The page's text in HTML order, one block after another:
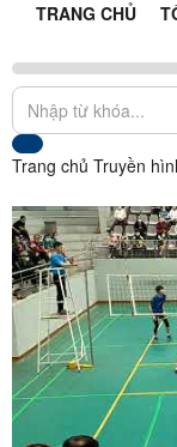
TRANG CHỦ
Trang chủ Truyền